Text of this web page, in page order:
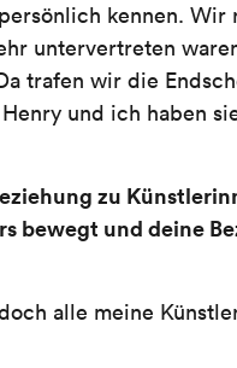
kennen.
untervertreten
trafen wir die
und ich haben
zu
bewegt und deine
alle meine